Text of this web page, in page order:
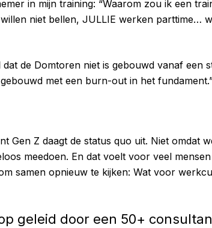
in mijn training: “Waarom zou ik een
niet bellen, JULLIE werken parttime…
de Domtoren niet is gebouwd vanaf een
met een burn-out in het
Gen Z daagt de status quo uit. Niet omdat
meedoen. En dat voelt voor veel
samen opnieuw te kijken: Wat voor
geleid door een 50+